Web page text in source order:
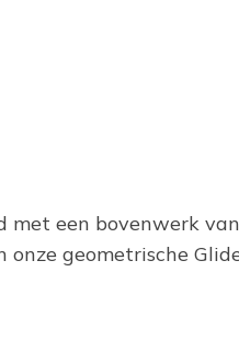
een bovenwerk
onze geometrische